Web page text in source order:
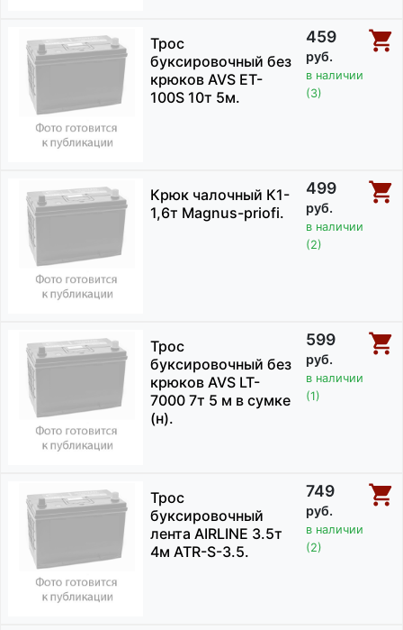
Трос
буксировочный без
крюков AVS ET-
100S 10т 5м.
459
руб.
в наличии
(3)
Крюк чалочный К1-
1,6т Magnus-priofi.
499
руб.
в наличии
(2)
Трос
буксировочный без
крюков AVS LT-
7000 7т 5 м в сумке
(н).
599
руб.
в наличии
(1)
Трос
буксировочный
лента AIRLINE 3.5т
4м ATR-S-3.5.
749
руб.
в наличии
(2)